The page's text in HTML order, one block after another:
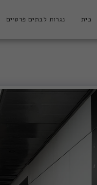
בית נגרות לבתים פרטיים